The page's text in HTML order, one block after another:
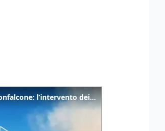
Incendio tra Duino e Monfalcone: l’intervento dei vigili del fuoco